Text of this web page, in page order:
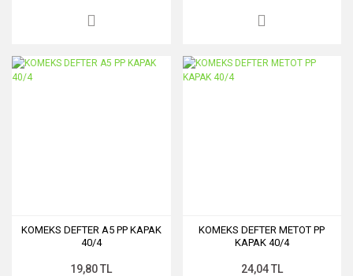
KOMEKS DEFTER A5 PP KAPAK
40/4
19,80 TL
KOMEKS DEFTER METOT PP
KAPAK 40/4
24,04 TL